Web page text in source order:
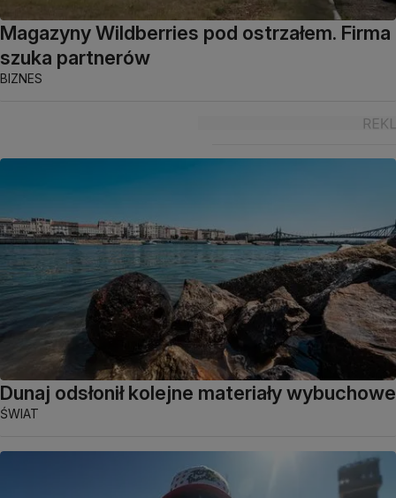
Magazyny Wildberries pod ostrzałem. Firma
szuka partnerów
BIZNES
Dunaj odsłonił kolejne materiały wybuchowe
ŚWIAT